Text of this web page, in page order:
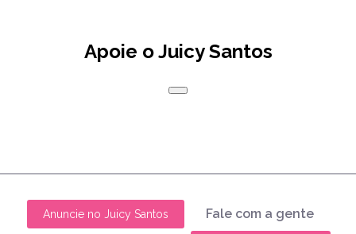
Apoie o Juicy Santos
Anuncie no Juicy Santos Fale com a gente